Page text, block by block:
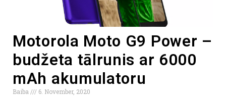
Motorola Moto G9 Power –
budžeta tālrunis ar 6000
mAh akumulatoru
Baiba
6. November, 2020